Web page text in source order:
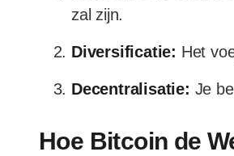
zal zijn.
Diversificatie: Het
Decentralisatie: Je
Hoe Bitcoin de